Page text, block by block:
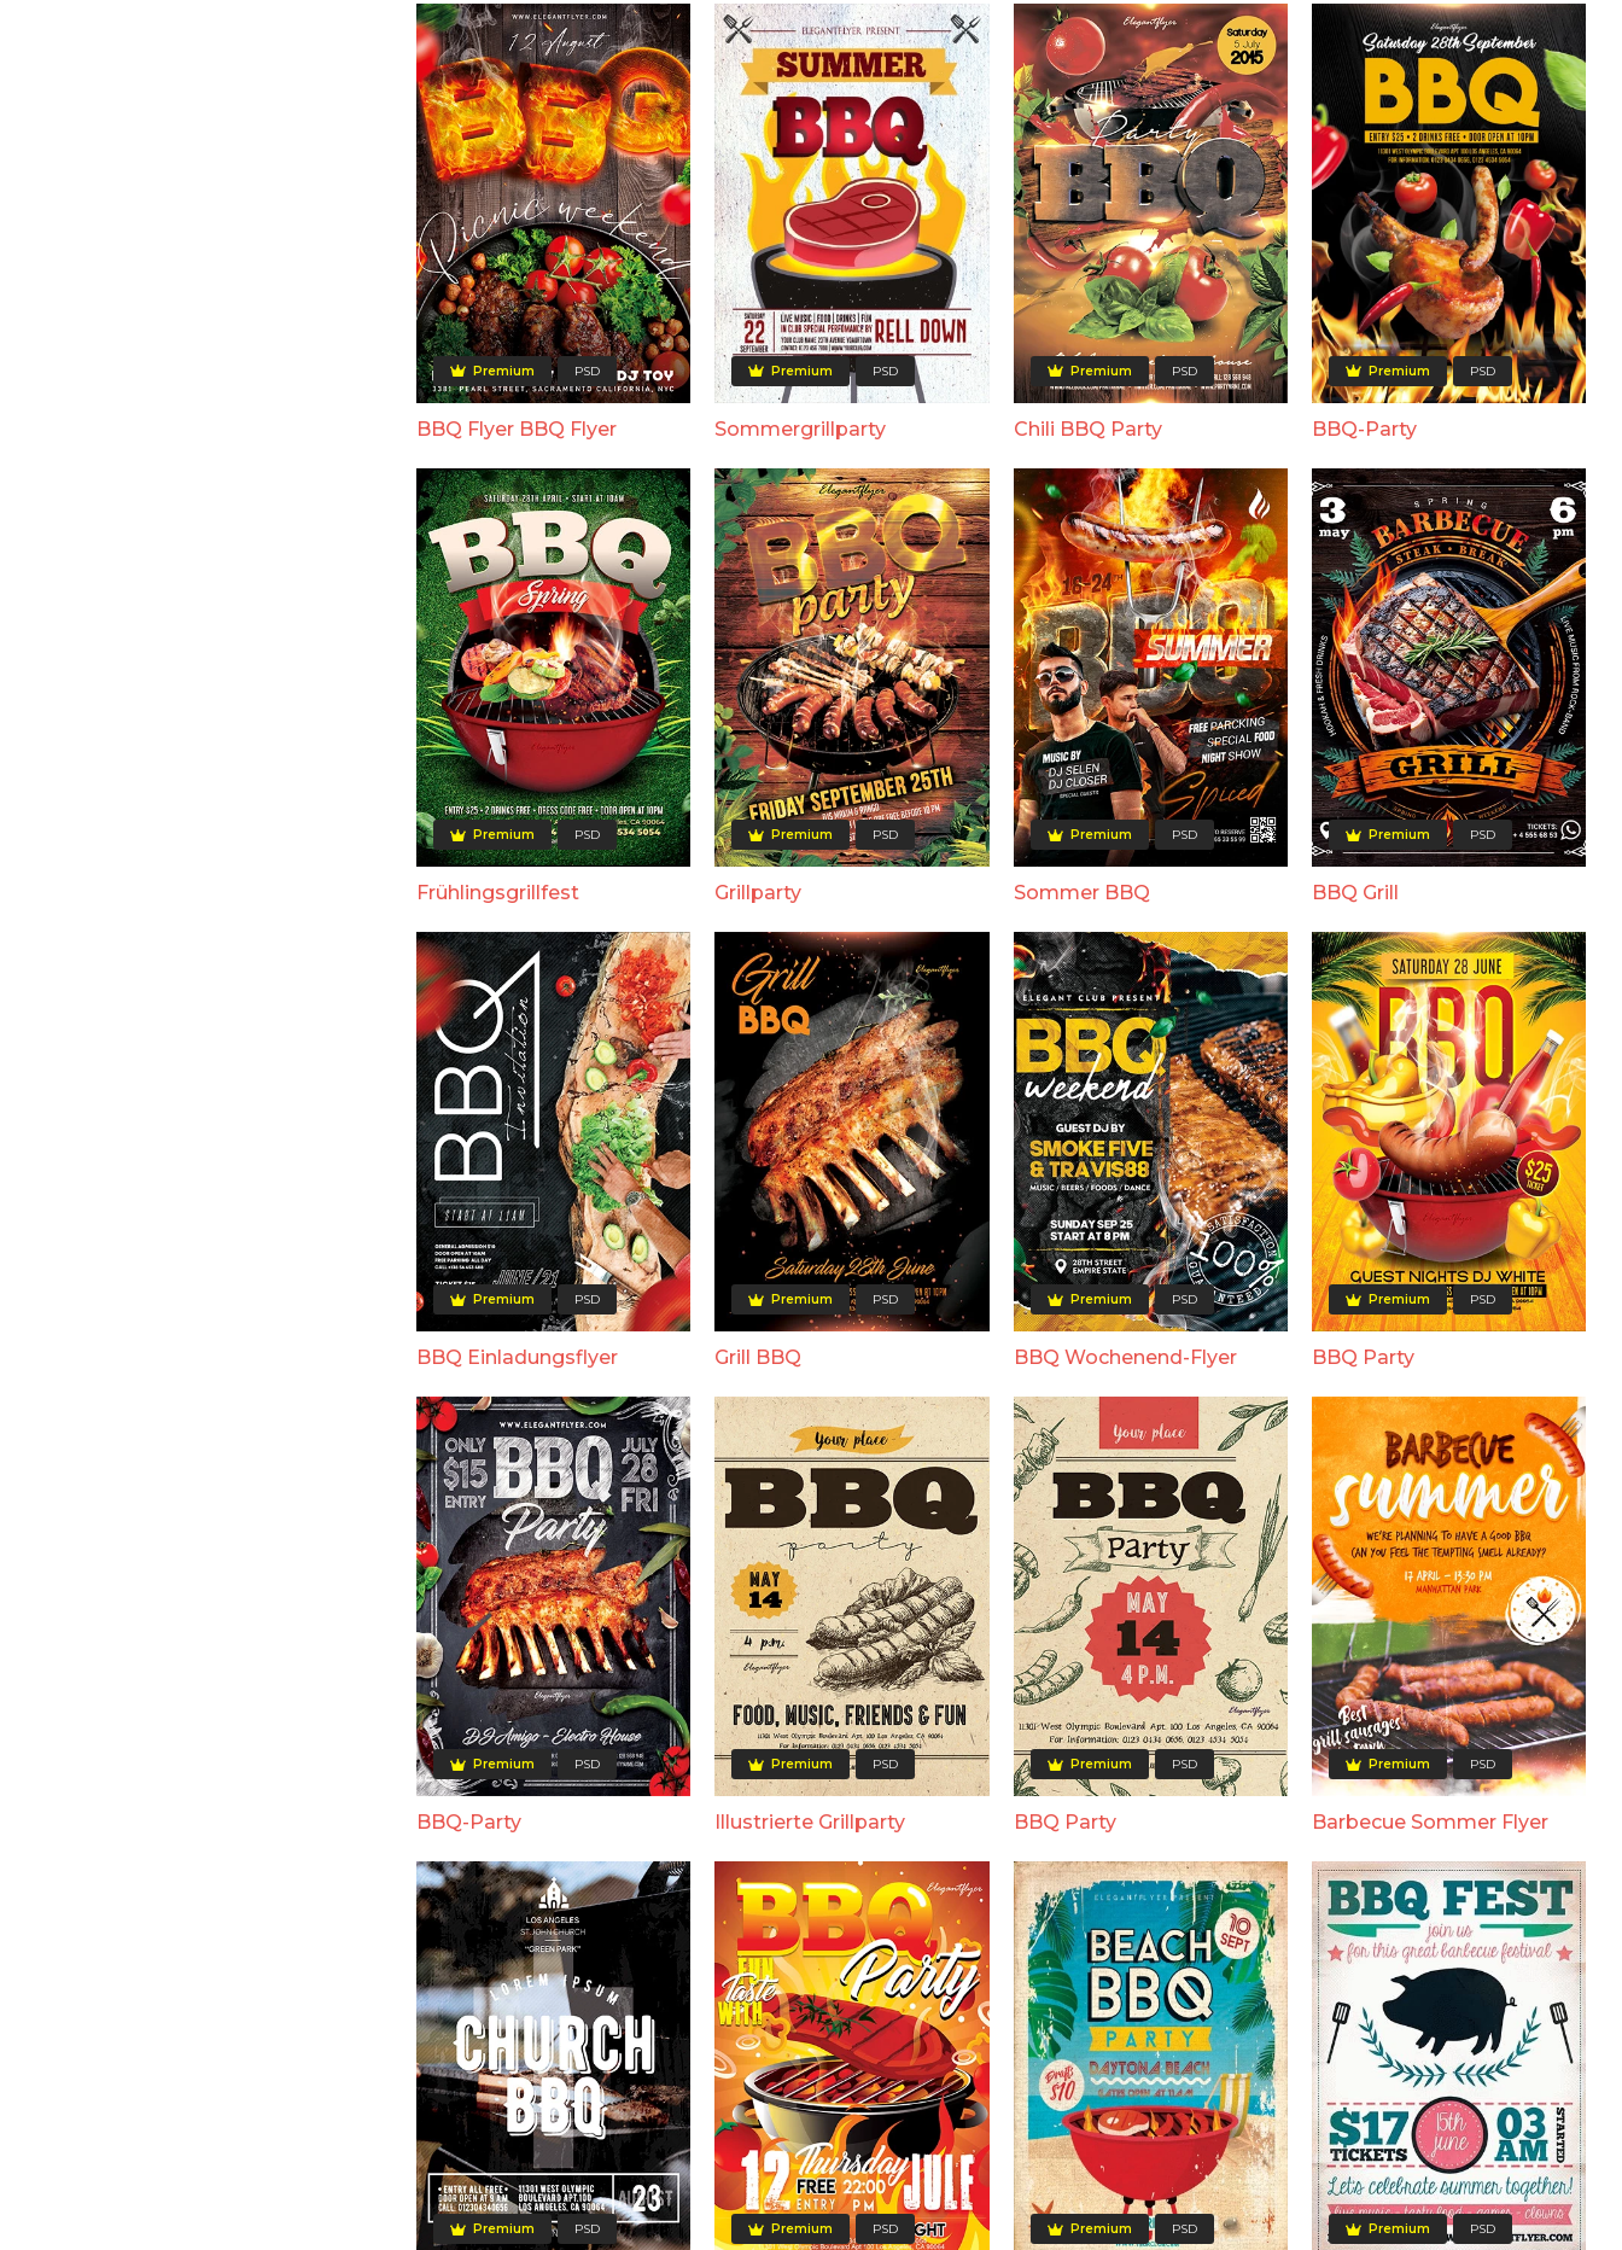
Premium PSD
BBQ Flyer BBQ Flyer
Premium PSD
Sommergrillparty
Premium PSD
Chili BBQ Party
Premium PSD
BBQ-Party
Premium PSD
Frühlingsgrillfest
Premium PSD
Grillparty
Premium PSD
Sommer BBQ
Premium PSD
BBQ Grill
Premium PSD
BBQ Einladungsflyer
Premium PSD
Grill BBQ
Premium PSD
BBQ Wochenend-Flyer
Premium PSD
BBQ Party
Premium PSD
BBQ-Party
Premium PSD
Illustrierte Grillparty
Premium PSD
BBQ Party
Premium PSD
Barbecue Sommer Flyer
Premium PSD Premium PSD Premium PSD Premium PSD